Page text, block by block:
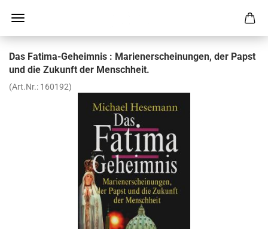
Das Fatima-​Geheimnis : Ma­ri­en­er­schei­nun­gen, der Papst
und die Zu­kunft der Mensch­heit.
(Art.Nr.: 160192)